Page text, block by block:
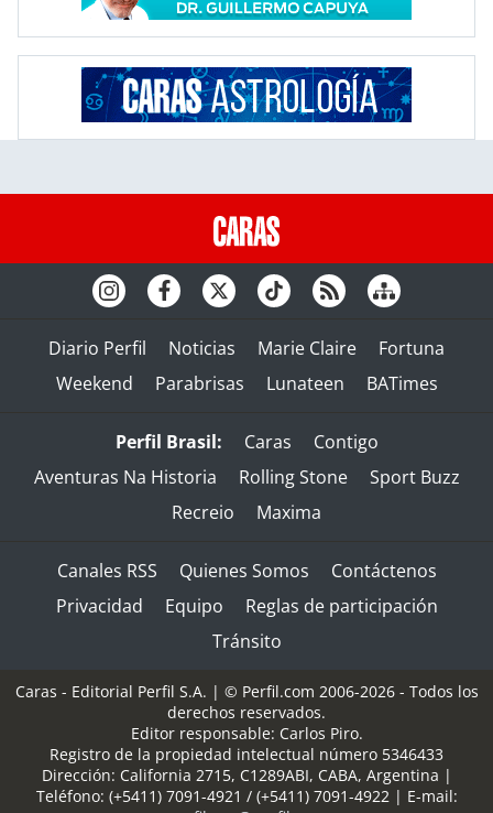
Diario Perfil Noticias Marie Claire
Fortuna
Weekend
Parabrisas Lunateen BATimes
Perfil Brasil: Caras
Contigo
Aventuras Na Historia
Rolling Stone
Sport Buzz
Recreio
Maxima
Canales RSS Quienes Somos
Contáctenos
Privacidad
Equipo
Reglas de participación
Tránsito
Caras - Editorial Perfil S.A. | © Perfil.com 2006-2026 - Todos los
derechos reservados.
Editor responsable: Carlos Piro.
Registro de la propiedad intelectual número 5346433
Dirección: California 2715, C1289ABI, CABA, Argentina |
Teléfono: (+5411) 7091-4921 / (+5411) 7091-4922 | E-mail: